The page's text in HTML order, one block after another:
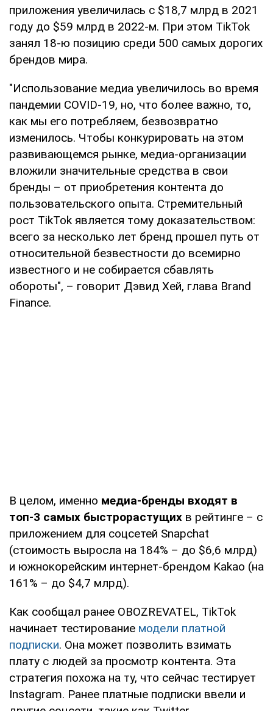
приложения увеличилась с $18,7 млрд в 2021
году до $59 млрд в 2022-м. При этом TikTok
занял 18-ю позицию среди 500 самых дорогих
брендов мира.
"Использование медиа увеличилось во время
пандемии COVID-19, но, что более важно, то,
как мы его потребляем, безвозвратно
изменилось. Чтобы конкурировать на этом
развивающемся рынке, медиа-организации
вложили значительные средства в свои
бренды – от приобретения контента до
пользовательского опыта. Стремительный
рост TikTok является тому доказательством:
всего за несколько лет бренд прошел путь от
относительной безвестности до всемирно
известного и не собирается сбавлять
обороты", – говорит Дэвид Хей, глава Brand
Finance.
В целом, именно медиа-бренды входят в
топ-3 самых быстрорастущих в рейтинге – с
приложением для соцсетей Snapchat
(стоимость выросла на 184% – до $6,6 млрд)
и южнокорейским интернет-брендом Kakao (на
161% – до $4,7 млрд).
Как сообщал ранее OBOZREVATEL, TikTok
начинает тестирование модели платной
подписки. Она может позволить взимать
плату с людей за просмотр контента. Эта
стратегия похожа на ту, что сейчас тестирует
Instagram. Ранее платные подписки ввели и